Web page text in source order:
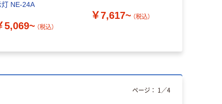
灯 NE-24A
5,069~ （税込）
￥7,617~ （税込）
ページ： 1 ／4